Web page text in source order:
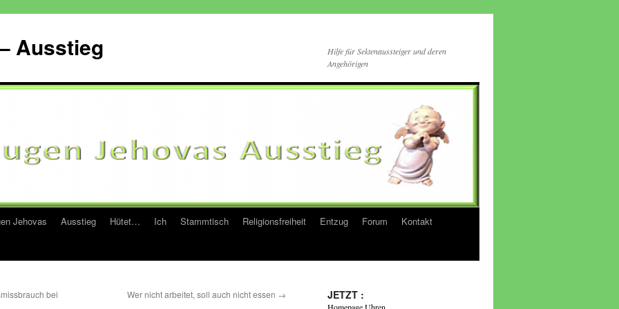
Ausstieg
Hilfe für Sektenaussteiger und deren
Angehörigen
Jehovas Ausstieg Hütet… Ich Stammtisch Religionsfreiheit Entzug Forum
Kontakt
bei
Wer nicht arbeitet, soll auch nicht essen → JETZT :